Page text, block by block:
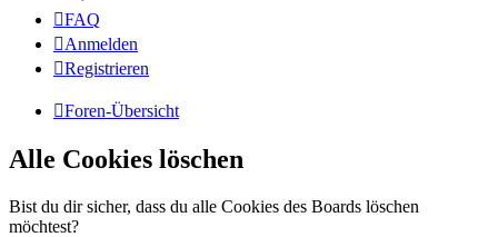
FAQ
Anmelden
Registrieren
Foren-Übersicht
Alle Cookies löschen
Bist du dir sicher, dass du alle Cookies des Boards löschen
möchtest?